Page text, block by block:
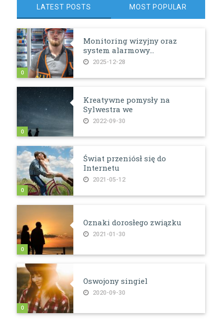
LATEST POSTS MOST POPULAR
Monitoring wizyjny oraz
system alarmowy...
2025-12-28
0
Kreatywne pomysły na
Sylwestra we
2022-09-30
0
Świat przeniósł się do
Internetu
2021-05-12
0
Oznaki dorosłego związku
2021-01-30
0
Oswojony singiel
2020-09-30
0